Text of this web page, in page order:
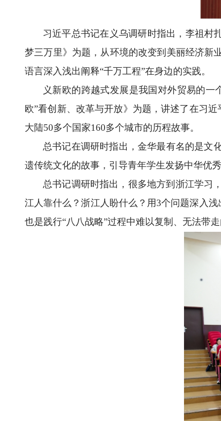
习近平总书记在义乌调研时指出，李祖村
梦三万里》为题，从环境的改变到美丽经济新
语言深入浅出阐释“千万工程”在身边的实践。
义新欧的跨越式发展是我国对外贸易的一
欧”看创新、改革与开放》为题，讲述了在习
大陆50多个国家160多个城市的历程故事。
总书记在调研时指出，金华最有名的是文
遗传统文化的故事，引导青年学生发扬中华优
总书记调研时指出，很多地方到浙江学习
江人靠什么？浙江人盼什么？用3个问题深入
也是践行“八八战略”过程中难以复制、无法带